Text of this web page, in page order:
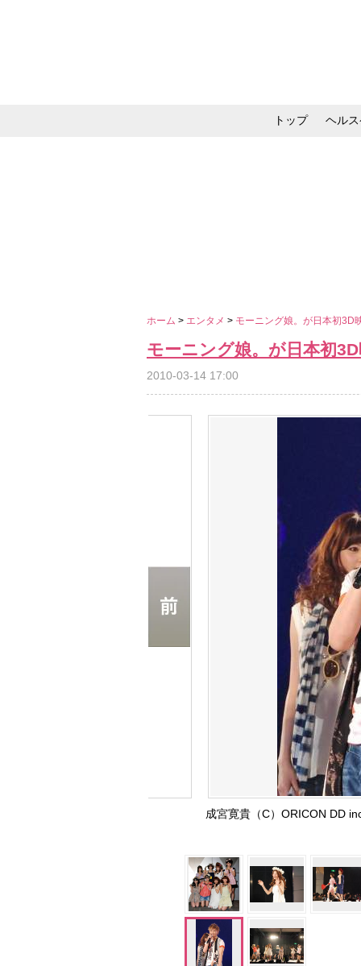
トップ ヘル
ホーム > エンタメ > モーニング娘。が日本初3D
モーニング娘。が日本初
2010-03-14 17:00
成宮寛貴（C）ORICON DD